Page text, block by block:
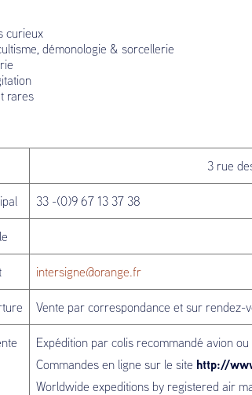
curieux
démonologie & sorcellerie
rares
3 rue
33 -(0)9 67 13 37 38
intersigne@orange.fr
Vente par correspondance et sur rendez-
Expédition par colis recommandé avion
Commandes en ligne sur le site http://
Worldwide expeditions by registered air